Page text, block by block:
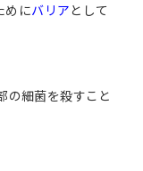
めにバリアとして
の細菌を殺すこと